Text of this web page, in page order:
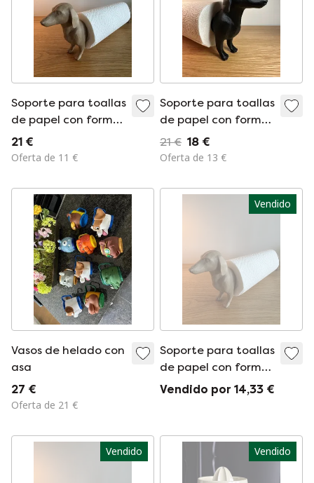
Soporte para toallas
de papel con forma
de perro salchicha |
Color madera
21 €
Oferta de 11 €
Soporte para toallas
de papel con forma
de perro salchicha |
Negro
21 € 18 €
Oferta de 13 €
Vasos de helado con
asa
27 €
Oferta de 21 €
Vendido
Soporte para toallas
de papel con forma
de perro salchicha |
Color madera
Vendido por 14,33 €
Vendido Vendido